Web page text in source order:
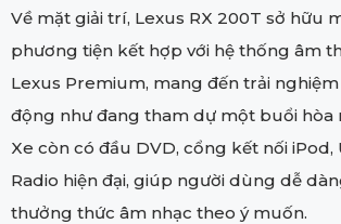
Về mặt giải trí, Lexus RX 200T sở hữu
phương tiện kết hợp với hệ thống âm
Lexus Premium, mang đến trải
động như đang tham dự một buổi hòa
Xe còn có đầu DVD, cổng kết nối iPod,
Radio hiện đại, giúp người dùng dễ
thưởng thức âm nhạc theo ý muốn.